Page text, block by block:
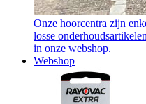
Onze hoorcentra zijn
losse
in onze webshop.
Webshop